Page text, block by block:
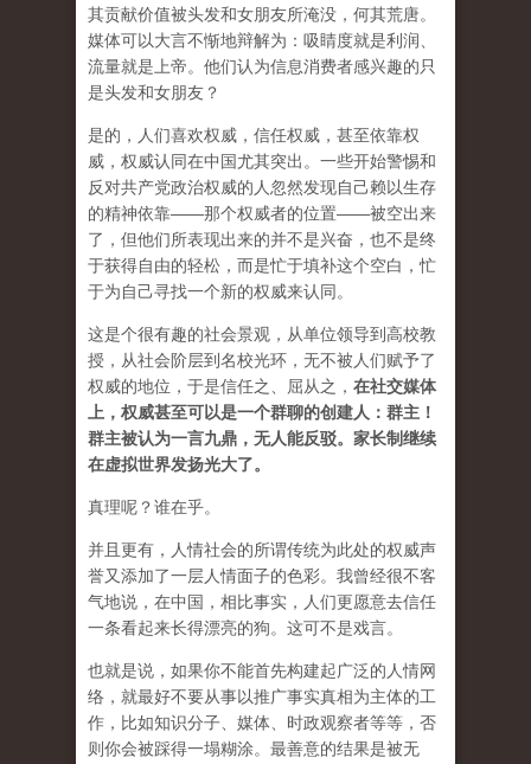
其贡献价值被头发和女朋友所淹没，何其荒唐。
媒体可以大言不惭地辩解为：吸睛度就是利润、
流量就是上帝。他们认为信息消费者感兴趣的只
是头发和女朋友？
是的，人们喜欢权威，信任权威，甚至依靠权
威，权威认同在中国尤其突出。一些开始警惕和
反对共产党政治权威的人忽然发现自己赖以生存
的精神依靠——那个权威者的位置——被空出来
了，但他们所表现出来的并不是兴奋，也不是终
于获得自由的轻松，而是忙于填补这个空白，忙
于为自己寻找一个新的权威来认同。
这是个很有趣的社会景观，从单位领导到高校教
授，从社会阶层到名校光环，无不被人们赋予了
权威的地位，于是信任之、屈从之， 在社交媒体
上，权威甚至可以是一个群聊的创建人：群主！
群主被认为一言九鼎，无人能反驳。家长制继续
在虚拟世界发扬光大了。
真理呢？谁在乎。
并且更有，人情社会的所谓传统为此处的权威声
誉又添加了一层人情面子的色彩。我曾经很不客
气地说，在中国，相比事实，人们更愿意去信任
一条看起来长得漂亮的狗。这可不是戏言。
也就是说，如果你不能首先构建起广泛的人情网
络，就最好不要从事以推广事实真相为主体的工
作，比如知识分子、媒体、时政观察者等等，否
则你会被踩得一塌糊涂。最善意的结果是被无